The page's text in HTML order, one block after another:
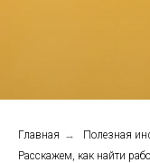
Главная → Полезная
Расскажем, как найти